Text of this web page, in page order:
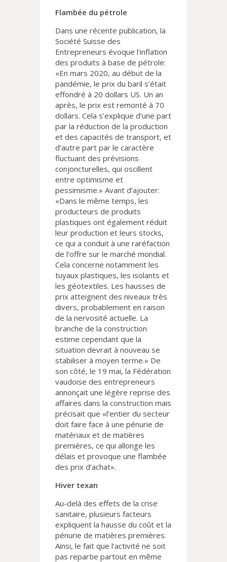
Flambée du pétrole
Dans une récente publication, la
Société Suisse des
Entrepreneurs évoque l’inflation
des produits à base de pétrole:
«En mars 2020, au début de la
pandémie, le prix du baril s’était
effondré à 20 dollars US. Un an
après, le prix est remonté à 70
dollars. Cela s’explique d’une part
par la réduction de la production
et des capacités de transport, et
d’autre part par le caractère
fluctuant des prévisions
conjoncturelles, qui oscillent
entre optimisme et
pessimisme.» Avant d’ajouter:
«Dans le même temps, les
producteurs de produits
plastiques ont également réduit
leur production et leurs stocks,
ce qui a conduit à une raréfaction
de l’offre sur le marché mondial.
Cela concerne notamment les
tuyaux plastiques, les isolants et
les géotextiles. Les hausses de
prix atteignent des niveaux très
divers, probablement en raison
de la nervosité actuelle. La
branche de la construction
estime cependant que la
situation devrait à nouveau se
stabiliser à moyen terme.» De
son côté, le 19 mai, la Fédération
vaudoise des entrepreneurs
annonçait une légère reprise des
affaires dans la construction mais
précisait que «l’entier du secteur
doit faire face à une pénurie de
matériaux et de matières
premières, ce qui allonge les
délais et provoque une flambée
des prix d’achat».
Hiver texan
Au-delà des effets de la crise
sanitaire, plusieurs facteurs
expliquent la hausse du coût et la
pénurie de matières premières.
Ainsi, le fait que l’activité ne soit
pas repartie partout en même